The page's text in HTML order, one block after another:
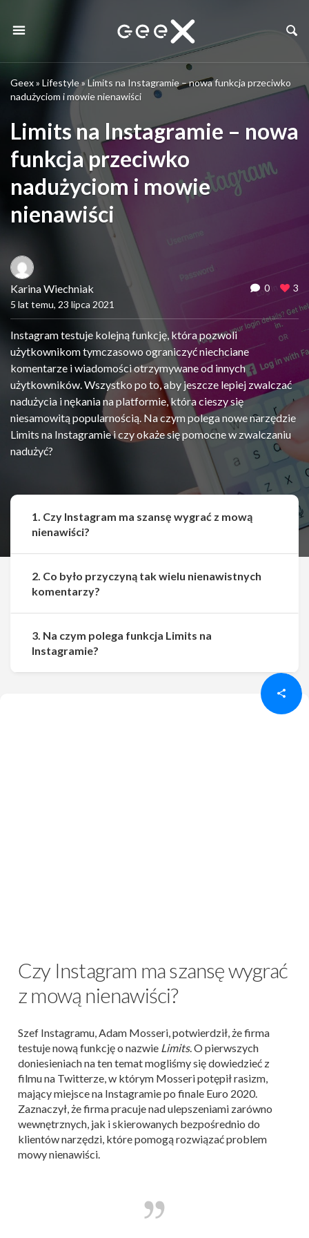
Geex» Lifestyle» Limits na Instagramie – nowa funkcja przeciwko
nadużyciom i mowie nienawiści
Limits na Instagramie – nowa
funkcja przeciwko
nadużyciom i mowie
nienawiści
Karina Wiechniak
5 lat temu, 23 lipca 2021
0 3
Instagram testuje kolejną funkcję, która pozwoli
użytkownikom tymczasowo ograniczyć niechciane
komentarze i wiadomości otrzymywane od innych
użytkowników. Wszystko po to, aby jeszcze lepiej zwalczać
nadużycia i nękania na platformie, która cieszy się
niesamowitą popularnością. Na czym polega nowe narzędzie
Limits na Instagramie i czy okaże się pomocne w zwalczaniu
nadużyć?
Udostępnij
Czy Instagram ma szansę wygrać
z mową nienawiści?
Szef Instagramu, Adam Mosseri, potwierdził, że firma
testuje nową funkcję o nazwie Limits. O pierwszych
doniesieniach na ten temat mogliśmy się dowiedzieć z
filmu na Twitterze, w którym Mosseri potępił rasizm,
mający miejsce na Instagramie po finale Euro 2020.
Zaznaczył, że firma pracuje nad ulepszeniami zarówno
wewnętrznych, jak i skierowanych bezpośrednio do
klientów narzędzi, które pomogą rozwiązać problem
mowy nienawiści.
1. Czy Instagram ma szansę wygrać z mową
nienawiści?
2. Co było przyczyną tak wielu nienawistnych
komentarzy?
3. Na czym polega funkcja Limits na
Instagramie?